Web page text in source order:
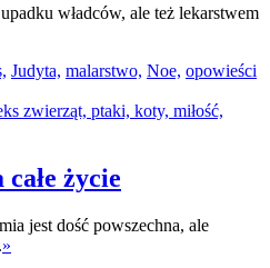
władców, ale też lekarstwem
Judyta, malarstwo, Noe, opowieści
życie
jest dość powszechna, ale
»